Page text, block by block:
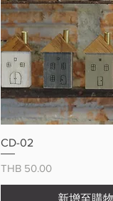
CD-02
價格
THB 50.00